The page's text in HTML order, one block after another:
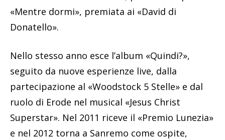
«Mentre dormi», premiata ai «David di
Donatello».
Nello stesso anno esce l’album «Quindi?»,
seguito da nuove esperienze live, dalla
partecipazione al «Woodstock 5 Stelle» e dal
ruolo di Erode nel musical «Jesus Christ
Superstar». Nel 2011 riceve il «Premio Lunezia»
e nel 2012 torna a Sanremo come ospite,